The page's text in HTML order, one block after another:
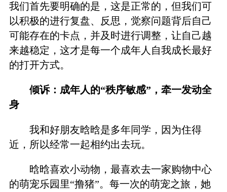
我们首先要明确的是，这是正常的，但我们可
以积极的进行复盘、反思，觉察问题背后自己
可能存在的卡点，并及时进行调整，让自己越
来越稳定，这才是每一个成年人自我成长最好
的打开方式。
倾诉：成年人的“秩序敏感”，牵一发动全
身
我和好朋友晗晗是多年同学，因为住得
近，所以经常一起相约出去玩。
晗晗喜欢小动物，最喜欢去一家购物中心
的萌宠乐园里“撸猪”。每一次的萌宠之旅，她